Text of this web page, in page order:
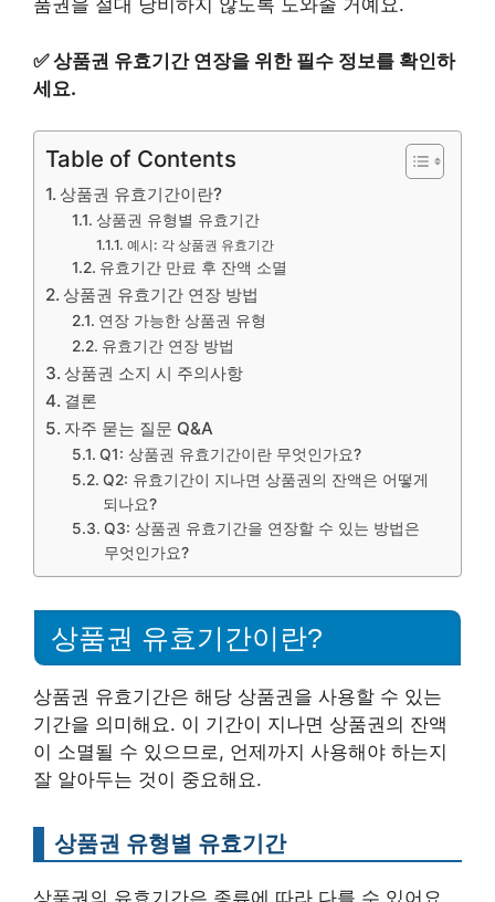
품권을 절대 낭비하지 않도록 도와줄 거예요.
✅상품권 유효기간 연장을 위한 필수 정보를 확인하
세요.
Table of Contents
상품권 유효기간이란?
상품권 유형별 유효기간
예시: 각 상품권 유효기간
유효기간 만료 후 잔액 소멸
상품권 유효기간 연장 방법
연장 가능한 상품권 유형
유효기간 연장 방법
상품권 소지 시 주의사항
결론
자주 묻는 질문 Q&A
Q1: 상품권 유효기간이란 무엇인가요?
Q2: 유효기간이 지나면 상품권의 잔액은 어떻게
되나요?
Q3: 상품권 유효기간을 연장할 수 있는 방법은
무엇인가요?
상품권 유효기간이란?
상품권 유효기간은 해당 상품권을 사용할 수 있는
기간을 의미해요. 이 기간이 지나면 상품권의 잔액
이 소멸될 수 있으므로, 언제까지 사용해야 하는지
잘 알아두는 것이 중요해요.
상품권 유형별 유효기간
상품권의 유효기간은 종류에 따라 다를 수 있어요.